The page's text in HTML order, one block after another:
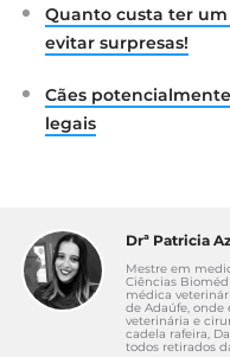
Quanto custa ter um
evitar surpresas!
Cães
legais
Drª Patricia
Mestre em
Ciências
médica
de Adaúfe, onde
veterinária e
cadela rafeira,
todos retirados